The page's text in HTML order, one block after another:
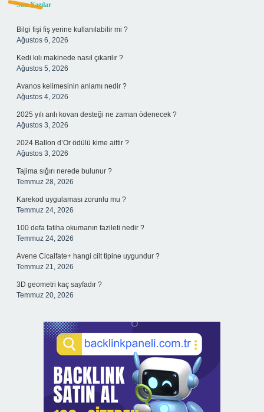
Sidebar
Son Yazılar
Bilgi fişi fiş yerine kullanılabilir mi ?
Ağustos 6, 2026
Kedi kılı makinede nasıl çıkarılır ?
Ağustos 5, 2026
Avanos kelimesinin anlamı nedir ?
Ağustos 4, 2026
2025 yılı arılı kovan desteği ne zaman ödenecek ?
Ağustos 3, 2026
2024 Ballon d’Or ödülü kime aittir ?
Ağustos 3, 2026
Tajima sığırı nerede bulunur ?
Temmuz 28, 2026
Karekod uygulaması zorunlu mu ?
Temmuz 24, 2026
100 defa fatiha okumanın fazileti nedir ?
Temmuz 24, 2026
Avene Cicalfate+ hangi cilt tipine uygundur ?
Temmuz 21, 2026
3D geometri kaç sayfadır ?
Temmuz 20, 2026